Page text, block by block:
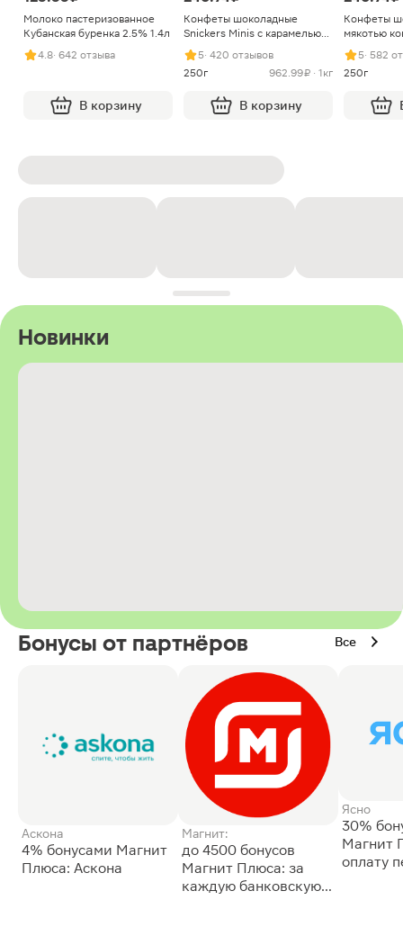
Молоко пастеризованное
Кубанская буренка 2.5% 1.4л
4.8· 642 отзыва
В корзину
Конфеты шоколадные
Snickers Minis с карамелью
арахисом и нугой
5· 420 отзывов
250г
962.99 ₽ · 1кг
В корзину
Конфеты
мякотью
5· 582
250г
Новинки
Бонусы от партнёров Все
Аскона
4% бонусами Магнит
Плюса: Аскона
Магнит:
до 4500 бонусов
Магнит Плюса: за
каждую банковскую
Ясно
30%
Магнит
оплату